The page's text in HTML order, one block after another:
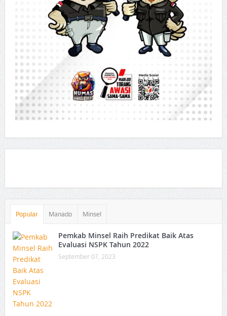
Popular Manado Minsel
Pemkab Minsel Raih Predikat Baik Atas
Evaluasi NSPK Tahun 2022
September 07, 2023